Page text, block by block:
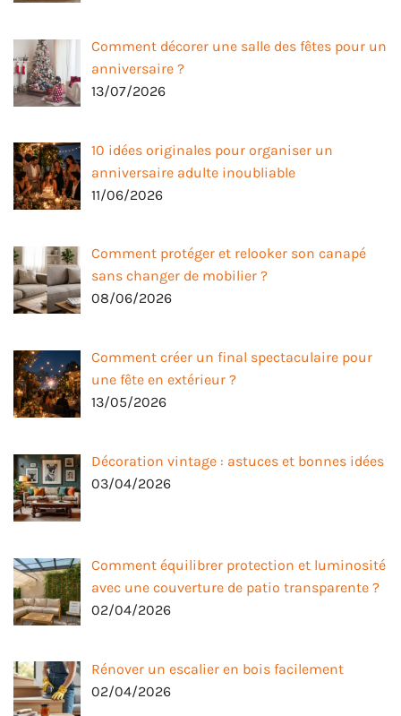
Comment décorer une salle des fêtes pour un
anniversaire ?
13/07/2026
10 idées originales pour organiser un
anniversaire adulte inoubliable
11/06/2026
Comment protéger et relooker son canapé
sans changer de mobilier ?
08/06/2026
Comment créer un final spectaculaire pour
une fête en extérieur ?
13/05/2026
Décoration vintage : astuces et bonnes idées
03/04/2026
Comment équilibrer protection et luminosité
avec une couverture de patio transparente ?
02/04/2026
Rénover un escalier en bois facilement
02/04/2026